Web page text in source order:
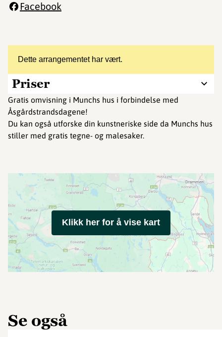
Dette arrangementet har vært.
Priser
Gratis omvisning i Munchs hus i forbindelse med
Åsgårdstrandsdagene!
Du kan også utforske din kunstneriske side da Munchs hus
stiller med gratis tegne- og malesaker.
Facebook
Klikk her for å vise kart
Se også